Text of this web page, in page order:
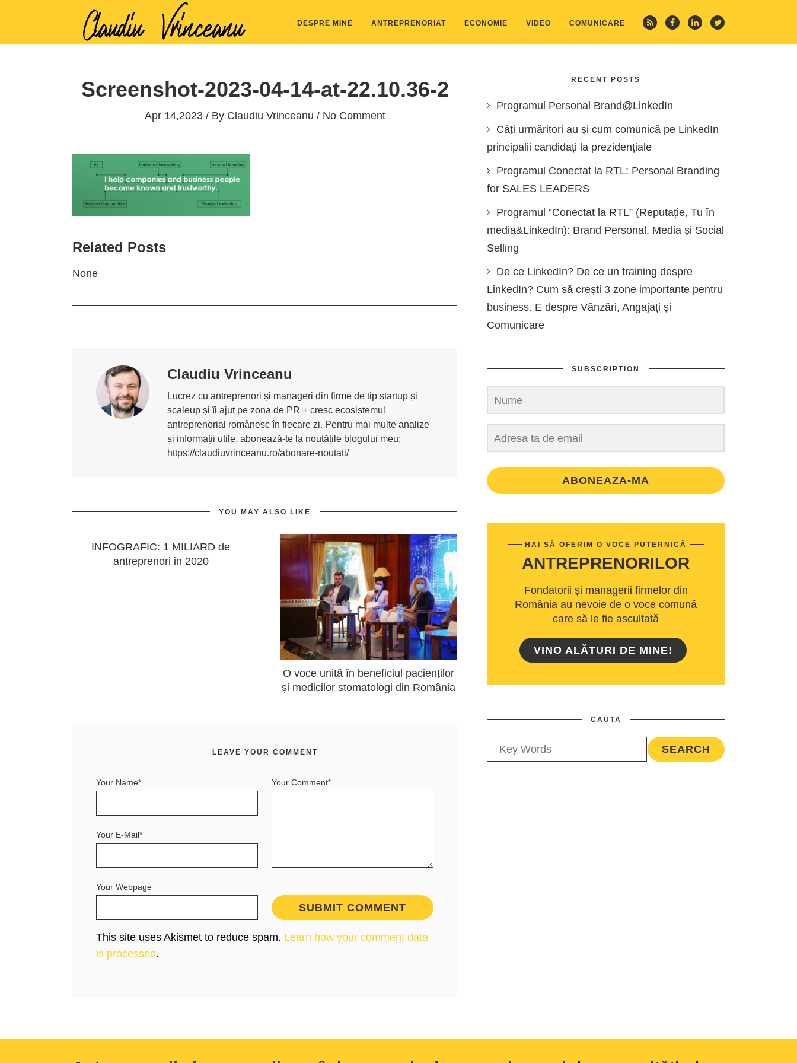
DESPRE MINE ANTREPRENORIAT ECONOMIE VIDEO COMUNICARE
Screenshot-2023-04-14-at-22.10.36-2
Apr 14,2023 / By Claudiu Vrinceanu / No Comment
Related Posts
None
Claudiu Vrinceanu
Lucrez cu antreprenori și manageri din firme de tip startup și
scaleup și îi ajut pe zona de PR + cresc ecosistemul
antreprenorial românesc în fiecare zi. Pentru mai multe analize
și informații utile, abonează-te la noutățile blogului meu:
https://claudiuvrinceanu.ro/abonare-noutati/
YOU MAY ALSO LIKE
INFOGRAFIC: 1 MILIARD de
antreprenori in 2020
O voce unită în beneficiul pacienților
și medicilor stomatologi din România
LEAVE YOUR COMMENT
Your Comment*
Your Name*
Your E-Mail*
Your Webpage
This site uses Akismet to reduce spam. Learn how your comment data
is processed.
RECENT POSTS
Programul Personal Brand@LinkedIn
Câți urmăritori au și cum comunică pe LinkedIn
principalii candidați la prezidențiale
Programul Conectat la RTL: Personal Branding
for SALES LEADERS
Programul “Conectat la RTL” (Reputație, Tu în
media&LinkedIn): Brand Personal, Media și Social
Selling
De ce LinkedIn? De ce un training despre
LinkedIn? Cum să crești 3 zone importante pentru
business. E despre Vânzări, Angajați și
Comunicare
SUBSCRIPTION
ABONEAZA-MA
HAI SĂ OFERIM O VOCE PUTERNICĂ
ANTREPRENORILOR
Fondatorii și managerii firmelor din
România au nevoie de o voce comună
care să le fie ascultată
VINO ALĂTURI DE MINE!
CAUTA